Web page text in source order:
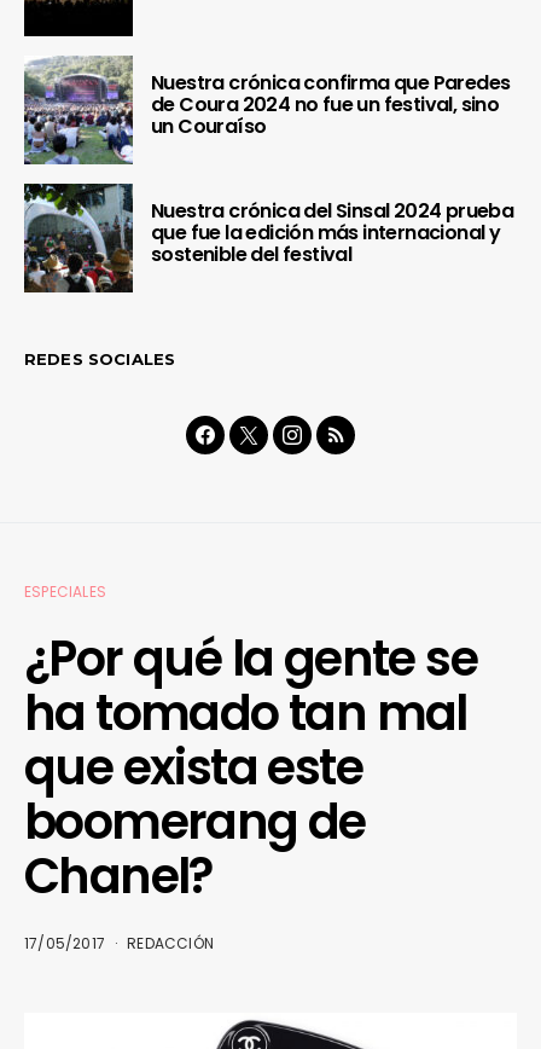
Nuestra crónica confirma que Paredes
de Coura 2024 no fue un festival, sino
un Couraíso
Nuestra crónica del Sinsal 2024 prueba
que fue la edición más internacional y
sostenible del festival
REDES SOCIALES
ESPECIALES
¿Por qué la gente se
ha tomado tan mal
que exista este
boomerang de
Chanel?
17/05/2017 REDACCIÓN